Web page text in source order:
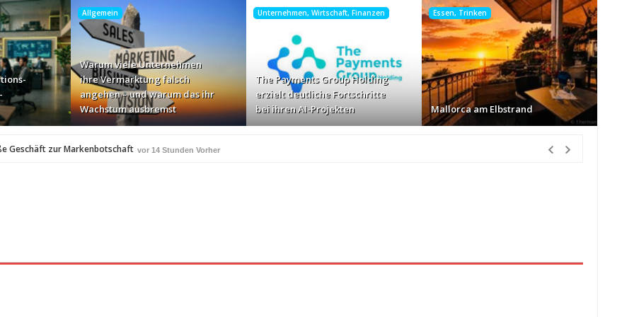
Allgemein
Warum viele Unternehmen
ihre Vermarktung falsch
angehen – und warum das ihr
Wachstum ausbremst
Unternehmen, Wirtschaft, Finanzen
The Payments Group Holding
erzielt deutliche Fortschritte
bei ihren AI-Projekten
Essen, Trinken
Mallorca am Elbstrand
Geschäft zur Markenbotschaft vor 14 Stunden Vorher
AI-Projekten
Bayerischen Bio-Erlebnistagen